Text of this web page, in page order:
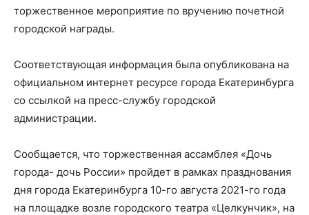
торжественное мероприятие по вручению почетной
городской награды.
Соответствующая информация была опубликована на
официальном интернет ресурсе города Екатеринбурга
со ссылкой на пресс-службу городской
администрации.
Сообщается, что торжественная ассамблея «Дочь
города- дочь России» пройдет в рамках празднования
дня города Екатеринбурга 10-го августа 2021-го года
на площадке возле городского театра «Целкунчик», на